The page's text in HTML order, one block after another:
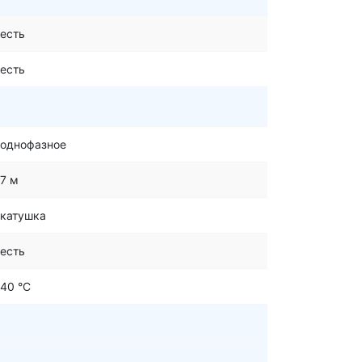
есть
есть
однофазное
7 м
катушка
есть
40 °С